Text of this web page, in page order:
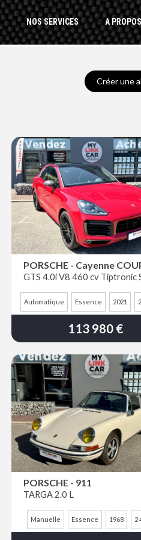
NOS SERVICES A
Créer une
PORSCHE - Cayenne
Automatique Essence 2021
113 980 €
PORSCHE - 911
TARGA 2.0 L
Manuelle Essence 1968 2